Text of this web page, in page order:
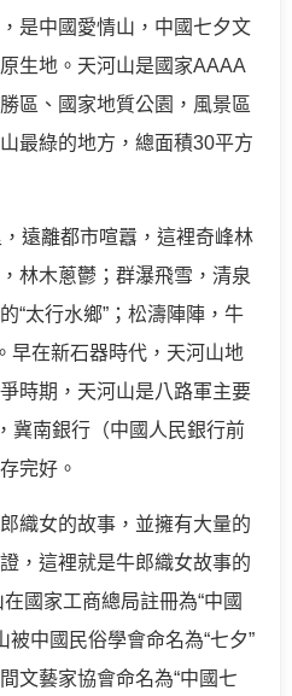
是中國愛情山，中國七夕文
生地。天河山是國家AAAA
區、國家地質公園，風景區
最綠的地方，總面積30平方
遠離都市喧囂，這裡奇峰林
林木蔥鬱；群瀑飛雪，清泉
“太行水鄉”；松濤陣陣，牛
早在新石器時代，天河山地
時期，天河山是八路軍主要
冀南銀行（中國人民銀行前
完好。
織女的故事，並擁有大量的
，這裡就是牛郎織女故事的
國家工商總局註冊為“中國
被中國民俗學會命名為“七夕”
文藝家協會命名為“中國七